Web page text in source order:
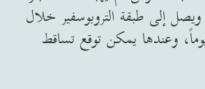
إلى طبقة التروبوسفير خلال
وعندها يمكن توقع تساقط